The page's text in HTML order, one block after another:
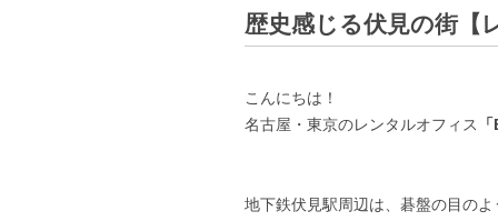
歴史感じる伏見の街【
こんにちは！
名古屋・東京のレンタルオフィス
地下鉄伏見駅周辺は、碁盤の目の